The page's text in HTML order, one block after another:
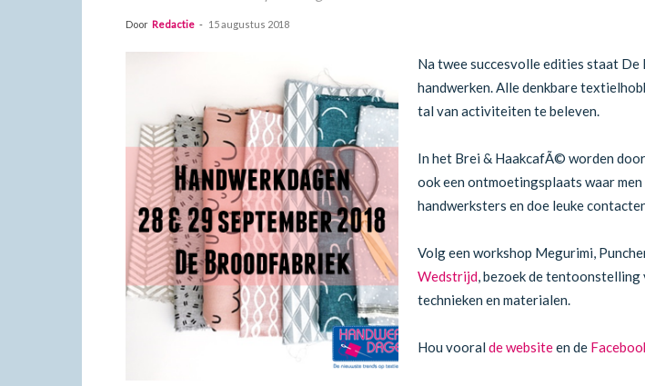
Door Redactie - 15 augustus 2018
Na twee succesvolle edities staat
handwerken. Alle denkbare
tal van activiteiten te beleven.
In het Brei & HaakcafÃ© worden
ook een ontmoetingsplaats waar
handwerksters en doe leuke
Volg een workshop Megurimi,
Wedstrijd, bezoek de tentoonstelling
technieken en materialen.
Hou vooral de websiteen de